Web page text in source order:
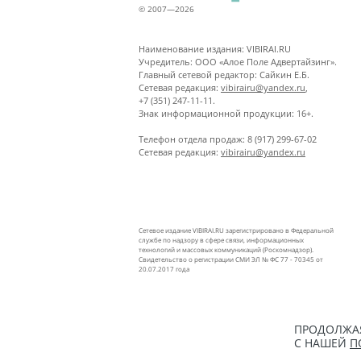
© 2007—2026
Наименование издания: VIBIRAI.RU
Учредитель: ООО «Алое Поле Адвертайзинг».
Главный сетевой редактор: Сайкин Е.Б.
Сетевая редакция: vibirairu@yandex.ru
+7 (351) 247-11-11.
Знак информационной продукции: 16+.
Телефон отдела продаж: 8 (917) 299-67-02
Сетевая редакция: vibirairu@yandex.ru
Сетевое издание VIBIRAI.RU зарегистрировано в Федеральной
службе по надзору в сфере связи, информационных
технологий и массовых коммуникаций (Роскомнадзор).
Свидетельство о регистрации СМИ ЭЛ № ФС 77 - 70345 от
20.07.2017 года
С НАШЕЙ